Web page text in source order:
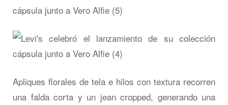
Apliques florales de tela e hilos con textura recorren
una falda corta y un jean cropped, generando una